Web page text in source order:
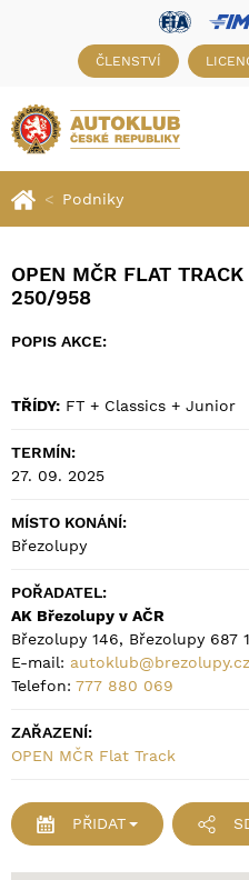
ČLENSTVÍ
Podniky
OPEN MČR FLAT
250/958
POPIS AKCE:
TŘÍDY: FT + Classics + Junior
TERMÍN:
27. 09. 2025
MÍSTO KONÁNÍ:
Březolupy
POŘADATEL:
AK Březolupy v AČR
Březolupy 146, Březolupy 687
E-mail: autoklub@brezolupy.cz
Telefon: 777 880 069
ZAŘAZENÍ:
OPEN MČR Flat Track
PŘIDAT